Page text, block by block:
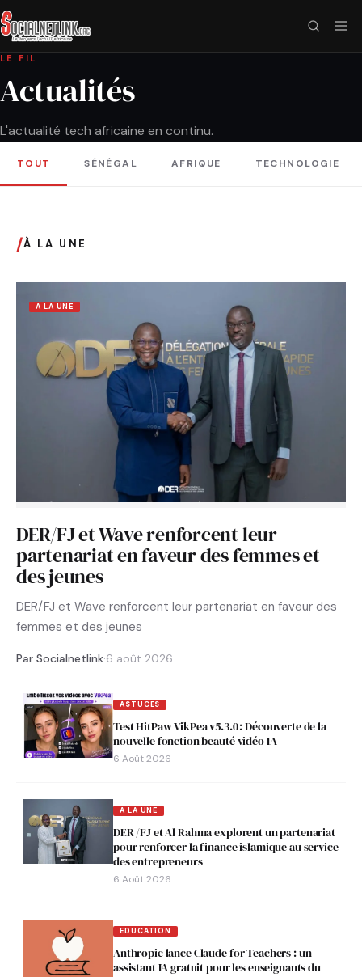
LE FIL
Actualités
L'actualité tech africaine en continu.
TOUT SÉNÉGAL AFRIQUE TECHNOLOGIE
/À LA UNE
A LA UNE
DER/FJ et Wave renforcent leur
partenariat en faveur des femmes et
des jeunes
DER/FJ et Wave renforcent leur partenariat en faveur des
femmes et des jeunes
Par Socialnetlink·6 août 2026
ASTUCES
Test HitPaw VikPea v5.3.0 : Découverte de la
nouvelle fonction beauté vidéo IA
6 Août 2026
A LA UNE
DER /FJ et Al Rahma explorent un partenariat
pour renforcer la finance islamique au service
des entrepreneurs
6 Août 2026
EDUCATION
Anthropic lance Claude for Teachers : un
assistant IA gratuit pour les enseignants du